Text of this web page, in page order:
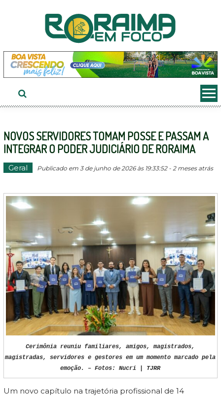
NOVOS SERVIDORES TOMAM POSSE E PASSAM A
INTEGRAR O PODER JUDICIÁRIO DE RORAIMA
Geral Publicado em 3 de junho de 2026 às 19:33:52 - 2 meses atrás
Cerimônia reuniu familiares, amigos, magistrados,
magistradas, servidores e gestores em um momento marcado pela
emoção. – Fotos: Nucri | TJRR
Um novo capítulo na trajetória profissional de 14